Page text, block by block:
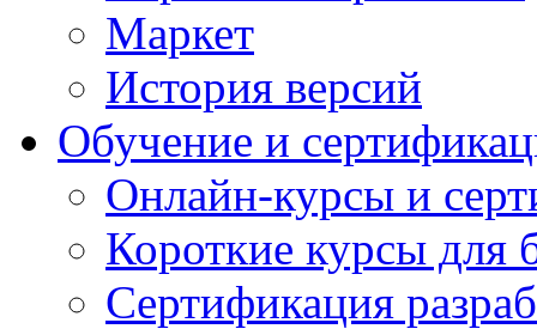
Маркет
История версий
Обучение и
Онлайн-курсы и
Короткие курсы для
Сертификация